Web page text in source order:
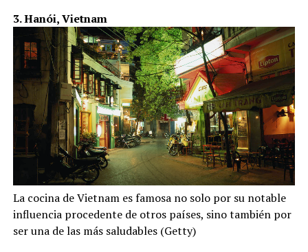
3. Hanói, Vietnam
La cocina de Vietnam es famosa no solo por su notable
influencia procedente de otros países, sino también por
ser una de las más saludables (Getty)